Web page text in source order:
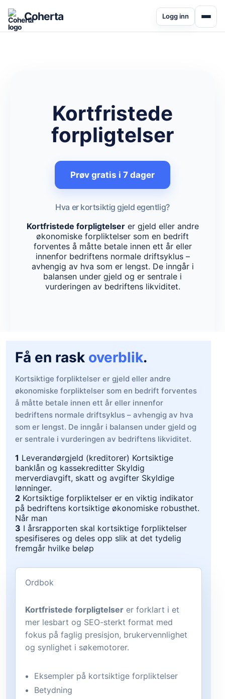
Coherta Logg inn
Kortfristede
forpligtelser
Prøv gratis i 7 dager
Hva er kortsiktig gjeld egentlig?
Kortfristede forpligtelserer gjeld eller andre
økonomiske forpliktelser som en bedrift
forventes å måtte betale innen ett år eller
innenfor bedriftens normale driftsyklus –
avhengig av hva som er lengst. De inngår i
balansen under gjeld og er sentrale i
vurderingen av bedriftens likviditet.
Få en rask overblik.
Kortsiktige forpliktelser er gjeld eller andre
økonomiske forpliktelser som en bedrift forventes
å måtte betale innen ett år eller innenfor
bedriftens normale driftsyklus – avhengig av hva
som er lengst. De inngår i balansen under gjeld og
er sentrale i vurderingen av bedriftens likviditet.
1 Leverandørgjeld (kreditorer) Kortsiktige
banklån og kassekreditter Skyldig
merverdiavgift, skatt og avgifter Skyldige
lønninger.
2 Kortsiktige forpliktelser er en viktig indikator
på bedriftens kortsiktige økonomiske robusthet.
Når man
3 I årsrapporten skal kortsiktige forpliktelser
spesifiseres og deles opp slik at det tydelig
fremgår hvilke beløp
Ordbok
Kortfristede forpligtelser er forklart i et
mer lesbart og SEO-sterkt format med
fokus på faglig presisjon, brukervennlighet
og synlighet i søkemotorer.
Eksempler på kortsiktige forpliktelser
Betydning